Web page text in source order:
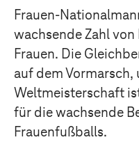
Frauen-
wachsende Zahl
Frauen. Die
auf dem Vormarsch,
Weltmeisterschaft
für die wachsende
Frauenfußballs.